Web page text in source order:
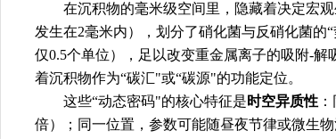
在沉积物的毫米级空间里，隐藏着决定宏
发生在2毫米内），划分了硝化菌与反硝化菌
仅0.5个单位），足以改变重金属离子的吸附-
着沉积物作为“碳汇"或“碳源"的功能定位。
这些“动态密码"的核心特征是 时空异质性
倍）；同一位置，参数可能随昼夜节律或微生